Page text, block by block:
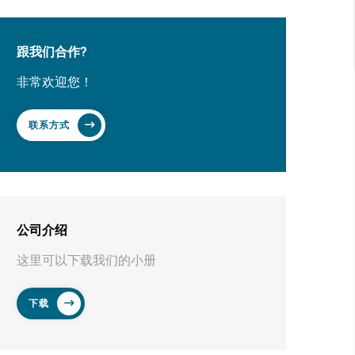
跟我们合作?
非常欢迎您！
联系方式
公司介绍
这里可以下载我们的小册
下载